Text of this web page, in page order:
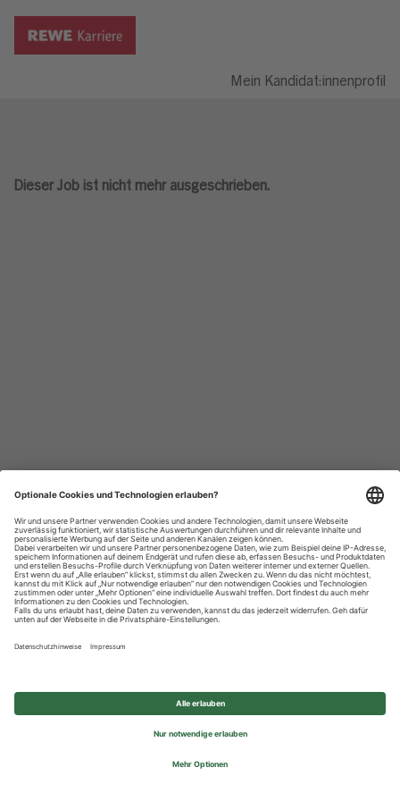
Mein Kandidat:innenprofil
Dieser Job ist nicht mehr ausgeschrieben.
Datenschutzhinweise
Impressum
Privatsphäre-Einstellungen
© 2026 REWE Group - All rights reserved